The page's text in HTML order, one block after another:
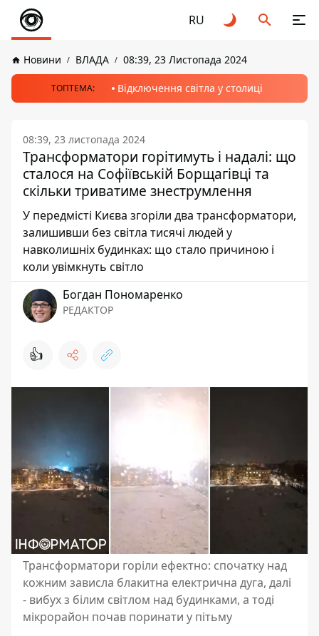
RU
Новини ВЛАДА 08:39, 23 Листопада 2024
ТОПТЕМА: Відключення світла у столиці
08:39, 23 листопада 2024
Трансформатори горітимуть і надалі: що
сталося на Софіївській Борщагівці та
скільки триватиме знеструмлення
У передмісті Києва згоріли два трансформатори,
залишивши без світла тисячі людей у
навколишніх будинках: що стало причиною і
коли увімкнуть світло
Богдан Пономаренко
РЕДАКТОР
👍
Трансформатори горіли ефектно: спочатку над
кожним зависла блакитна електрична дуга, далі
- вибух з білим світлом над будинками, а тоді
мікрорайон почав поринати у пітьму